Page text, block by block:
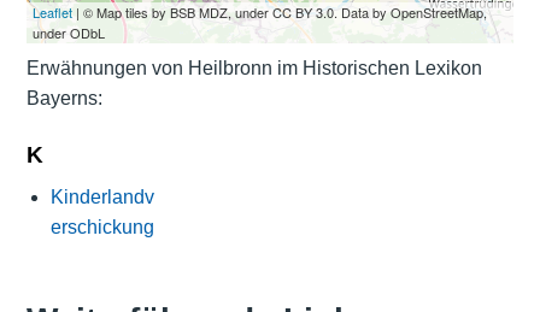
Leaflet| © Map tiles by BSB MDZ, under CC BY 3.0. Data by OpenStreetMap,
under ODbL
Erwähnungen von Heilbronn im Historischen Lexikon
Bayerns:
K
Kinderlandv
erschickung